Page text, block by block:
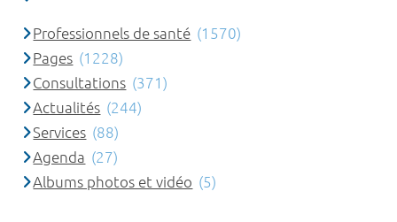
Professionnels de santé (1570)
Pages (1228)
Consultations (371)
Actualités (244)
Services (88)
Agenda (27)
Albums photos et vidéo (5)